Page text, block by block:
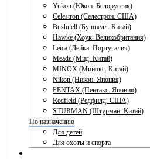
Yukon (Юкон. Белоруссия)
Celestron (Селестрон. США)
Bushnell (Бушнелл. Китай)
Hawke (Хоук. Великобритания)
Leica (Лейка. Португалия)
Meade (Мид. Китай)
MINOX (Минокс. Китай)
Nikon (Никон. Япония)
PENTAX (Пентакс. Япония)
Redfield (Редфилд. США)
STURMAN (Штурман. Китай)
По назначению
Для детей
Для охоты и спорта